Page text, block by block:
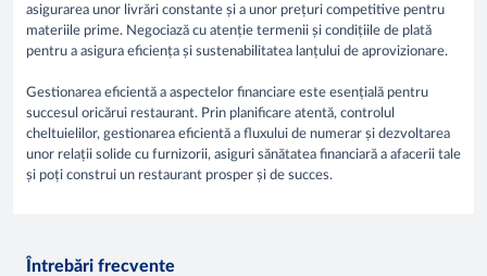
asigurarea unor livrări constante și a unor prețuri competitive pentru
materiile prime. Negociază cu atenție termenii și condițiile de plată
pentru a asigura eficiența și sustenabilitatea lanțului de aprovizionare.
Gestionarea eficientă a aspectelor financiare este esențială pentru
succesul oricărui restaurant. Prin planificare atentă, controlul
cheltuielilor, gestionarea eficientă a fluxului de numerar și dezvoltarea
unor relații solide cu furnizorii, asiguri sănătatea financiară a afacerii tale
și poți construi un restaurant prosper și de succes.
Întrebări frecvente